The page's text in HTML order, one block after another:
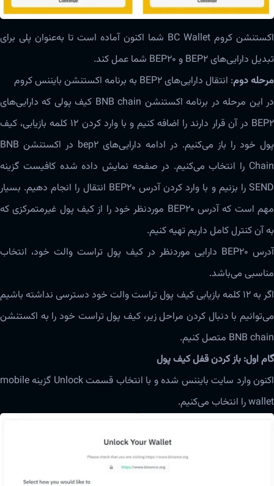
اکستنشن کروم BC Wallet شما اکنون آماده است تا‌‌ به‌عنوان پلی برای
تبدیل دارایی‌های BEP2 و BEP20 شما عمل کند.
مرحله دوم: انتقال دارایی‌های BEP2 به برنامه اکستنشن بایننس کروم
در این مرحله در برنامه اکستنشن BNB chain کیف پولی که دارایی‌های
BEP2 در آن قرار دارند را اضافه کنیم و با وارد کردن ۱۲ کلمه بازیابی، کیف
پول خود را باز می‌کنیم. در ادامه دارایی‌های bep2 در اکستنشن BNB
Chain را انتخاب می‌کنیم. در صفحه نمایش داده شده کافیست گزینه
SEND را بزنیم و با وارد کردن آدرس BEP20 انتقال را انجام دهیم. بسیار
مهم است که آدرس BEP20 موردنظر خود را از کیف پول غیرمتمرکزی که
به آن کنترل کامل داریم تهیه کنیم.
آدرس BEP20 دارایی موردنظر در کیف پول تراست والت خود، انتخاب
مناسبی ‌‌‌می‌باشد.
اگر به ۱۲ کلمه بازیابی کیف پول تراست والت خود دسترسی نداشته باشیم
می‌توانیم با دنبال کردن مراحل زیر، کیف پول تراست خود را به اکستنشن
BNB chain متصل کنیم.
گام اول: باز کردن قفل کیف پول
اکنون وارد سایت بایننس شده و با انتخاب قسمت Unlock گزینه mobile
wallet را انتخاب می‌کنیم.